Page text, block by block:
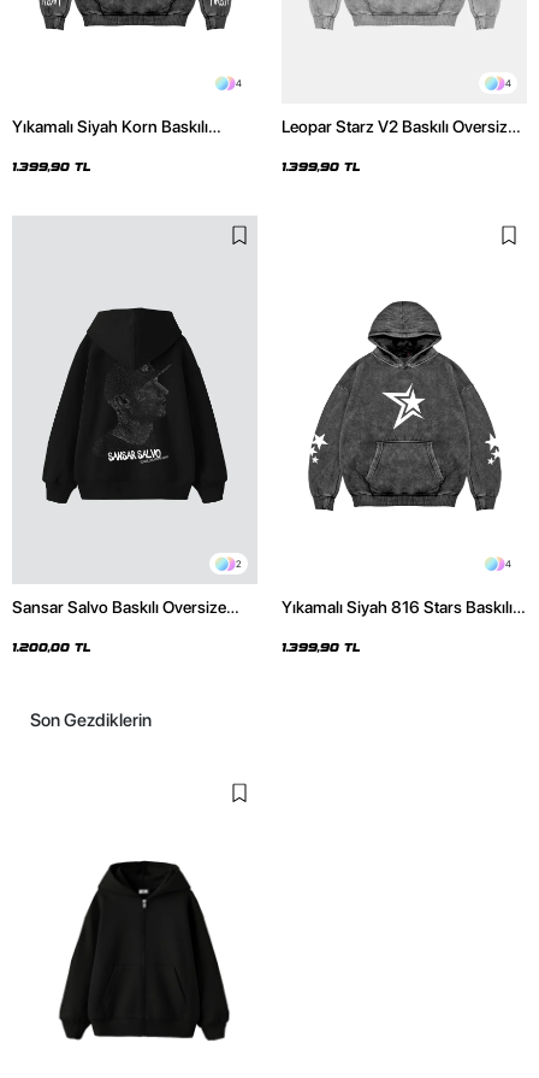
4
Yıkamalı Siyah Korn Baskılı
1.399,90 TL
4
Leopar Starz V2 Baskılı Oversize
Hoodie
1.399,90 TL
2
Sansar Salvo Baskılı Oversize
1.200,00 TL
4
Yıkamalı Siyah 816 Stars Baskılı
1.399,90 TL
Son Gezdiklerin